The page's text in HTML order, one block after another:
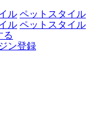
ル ペットスタイル
ル ペットスタイル
る
ン登録